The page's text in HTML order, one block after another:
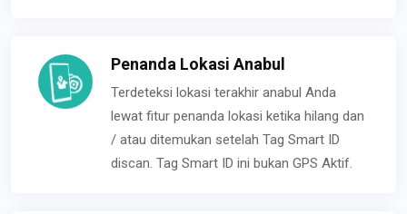
Penanda Lokasi Anabul
Terdeteksi lokasi terakhir anabul Anda
lewat fitur penanda lokasi ketika hilang dan
/ atau ditemukan setelah Tag Smart ID
discan. Tag Smart ID ini bukan GPS Aktif.